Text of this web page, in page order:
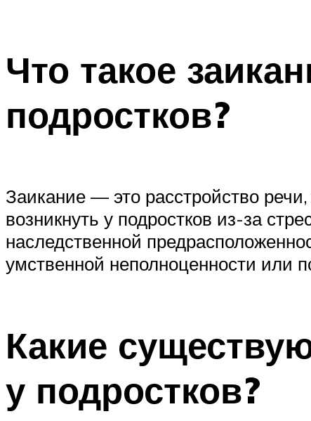
Что такое
подростков?
Заикание — это расстройство
возникнуть у подростков из-за
наследственной
умственной неполноценности или
Какие
у подростков?